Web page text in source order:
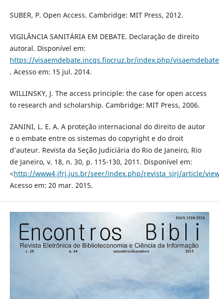
SUBER, P. Open Access. Cambridge: MIT Press, 2012.
VIGILÂNCIA SANITÁRIA EM DEBATE. Declaração de direito
autoral. Disponível em:
https://visaemdebate.incqs.fiocruz.br/index.php/
. Acesso em: 15 jul. 2014.
WILLINSKY, J. The access principle: the case for open access
to research and scholarship. Cambridge: MIT Press, 2006.
ZANINI, L. E. A. A proteção internacional do direito de autor
e o embate entre os sistemas do copyright e do droit
d’auteur. Revista da Seção Judiciária do Rio de Janeiro, Rio
de Janeiro, v. 18, n. 30, p. 115-130, 2011. Disponível em:
<http://www4.jfrj.jus.br/seer/index.php/revista_sjrj/article/
Acesso em: 20 mar. 2015.